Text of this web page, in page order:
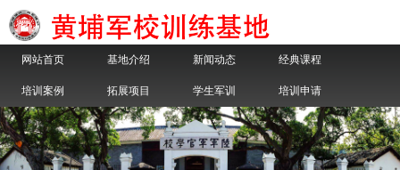
网站首页 基地介绍 新闻动态 经典课程
培训案例 拓展项目 学生军训 培训申请